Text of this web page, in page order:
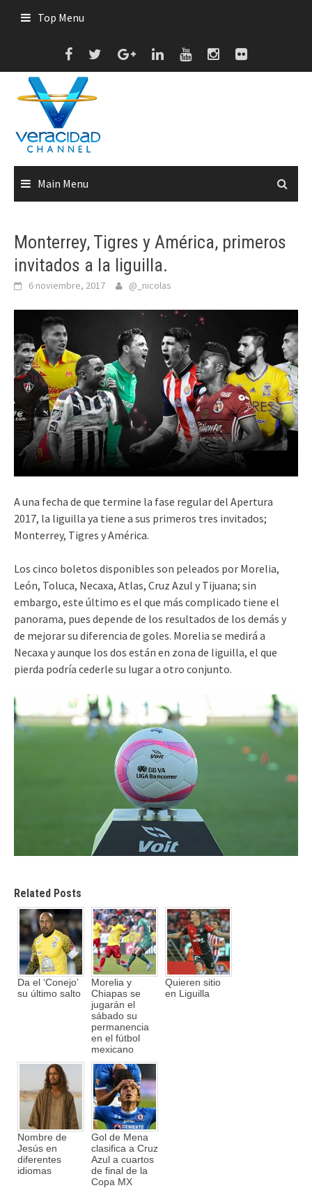
Top Menu
Main Menu
Monterrey, Tigres y América, primeros
invitados a la liguilla.
6 noviembre, 2017 @_nicolas
A una fecha de que termine la fase regular del Apertura
2017, la liguilla ya tiene a sus primeros tres invitados;
Monterrey, Tigres y América.
Los cinco boletos disponibles son peleados por Morelia,
León, Toluca, Necaxa, Atlas, Cruz Azul y Tijuana; sin
embargo, este último es el que más complicado tiene el
panorama, pues depende de los resultados de los demás y
de mejorar su diferencia de goles. Morelia se medirá a
Necaxa y aunque los dos están en zona de liguilla, el que
pierda podría cederle su lugar a otro conjunto.
Related Posts
Da el ‘Conejo’
su último salto
Morelia y
Chiapas se
jugarán el
sábado su
permanencia
en el fútbol
mexicano
Quieren sitio
en Liguilla
Nombre de
Jesús en
diferentes
idiomas
Gol de Mena
clasifica a Cruz
Azul a cuartos
de final de la
Copa MX